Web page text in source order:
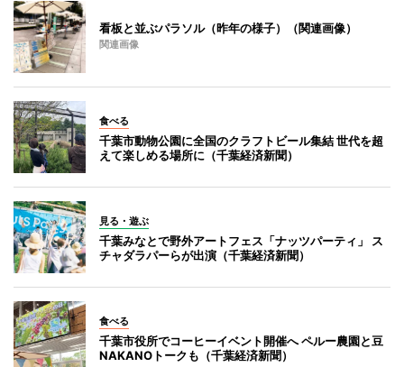
看板と並ぶパラソル（昨年の様子）（関連画像）
関連画像
食べる
千葉市動物公園に全国のクラフトビール集結 世代を超
えて楽しめる場所に（千葉経済新聞）
見る・遊ぶ
千葉みなとで野外アートフェス「ナッツパーティ」 ス
チャダラパーらが出演（千葉経済新聞）
食べる
千葉市役所でコーヒーイベント開催へ ペルー農園と豆
NAKANOトークも（千葉経済新聞）